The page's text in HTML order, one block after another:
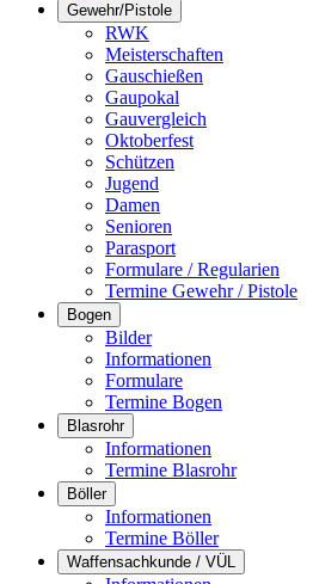
Gewehr/Pistole
RWK
Meisterschaften
Gauschießen
Gaupokal
Gauvergleich
Oktoberfest
Schützen
Jugend
Damen
Senioren
Parasport
Formulare / Regularien
Termine Gewehr / Pistole
Bogen
Bilder
Informationen
Formulare
Termine Bogen
Blasrohr
Informationen
Termine Blasrohr
Böller
Informationen
Termine Böller
Waffensachkunde / VÜL